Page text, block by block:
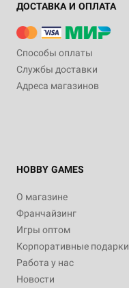
ДОСТАВКА И ОПЛАТА
Способы оплаты
Службы доставки
Адреса магазинов
HOBBY GAMES
О магазине
Франчайзинг
Игры оптом
Корпоративные подарки
Работа у нас
Новости